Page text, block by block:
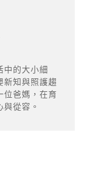
中的大小細
新知與照護趨
位爸媽，在育
與從容。